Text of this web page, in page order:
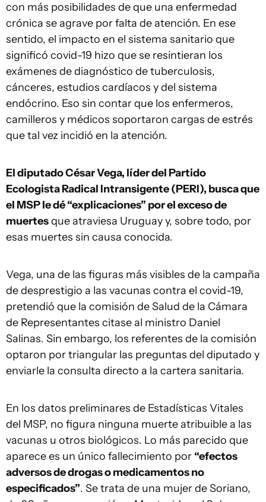
con más posibilidades de que una enfermedad
crónica se agrave por falta de atención. En ese
sentido, el impacto en el sistema sanitario que
significó covid-19 hizo que se resintieran los
exámenes de diagnóstico de tuberculosis,
cánceres, estudios cardíacos y del sistema
endócrino. Eso sin contar que los enfermeros,
camilleros y médicos soportaron cargas de estrés
que tal vez incidió en la atención.
El diputado César Vega, líder del Partido
Ecologista Radical Intransigente (PERI), busca que
el MSP le dé “explicaciones” por el exceso de
muertesque atraviesa Uruguay y, sobre todo, por
esas muertes sin causa conocida.
Vega, una de las figuras más visibles de la campaña
de desprestigio a las vacunas contra el covid-19,
pretendió que la comisión de Salud de la Cámara
de Representantes citase al ministro Daniel
Salinas. Sin embargo, los referentes de la comisión
optaron por triangular las preguntas del diputado y
enviarle la consulta directo a la cartera sanitaria.
En los datos preliminares de Estadísticas Vitales
del MSP, no figura ninguna muerte atribuible a las
vacunas u otros biológicos. Lo más parecido que
aparece es un único fallecimiento por “efectos
adversos de drogas o medicamentos no
especificados”. Se trata de una mujer de Soriano,